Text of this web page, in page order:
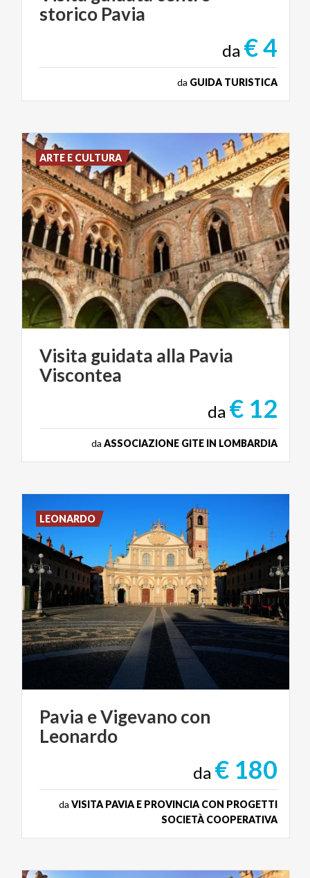
storico Pavia
da € 4
da GUIDA TURISTICA
Visita guidata alla Pavia
Viscontea
da € 12
da ASSOCIAZIONE GITE IN LOMBARDIA
ARTE E CULTURA
Pavia eVigevanocon
Leonardo
da € 180
da VISITA PAVIA E PROVINCIA CON PROGETTI
SOCIETÀ COOPERATIVA
LEONARDO